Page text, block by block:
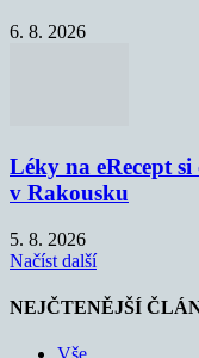
6. 8. 2026
Léky na eRecept
v Rakousku
5. 8. 2026
Načíst další
NEJČTENĚJŠÍ